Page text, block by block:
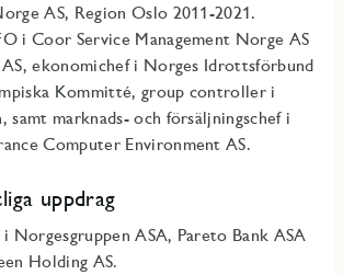
AS, Region Oslo 2011-2021.
i Coor Service Management Norge AS
AS, ekonomichef i Norges Idrottsförbund
Kommitté, group controller i
samt marknads- och försäljningschef i
Computer Environment AS.
uppdrag
Norgesgruppen ASA, Pareto Bank ASA
Holding AS.